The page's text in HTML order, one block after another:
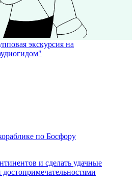
по Босфору
и сделать удачные